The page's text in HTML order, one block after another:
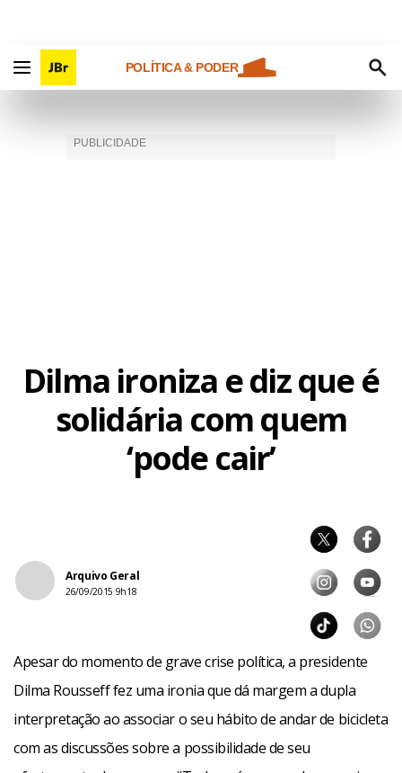
POLÍTICA & PODER
Dilma ironiza e diz que é
solidária com quem
‘pode cair’
Arquivo Geral
26/09/2015 9h18
Apesar do momento de grave crise política, a presidente
Dilma Rousseff fez uma ironia que dá margem a dupla
interpretação ao associar o seu hábito de andar de bicicleta
com as discussões sobre a possibilidade de seu